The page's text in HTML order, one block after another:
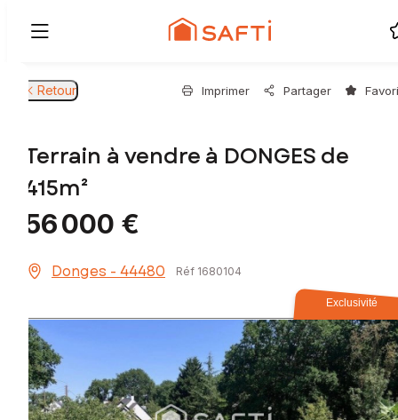
Retour Imprimer Partager
Terrain à vendre à DONGES de
415m²
56 000 €
Donges - 44480 Réf 1680104
Exclusivité